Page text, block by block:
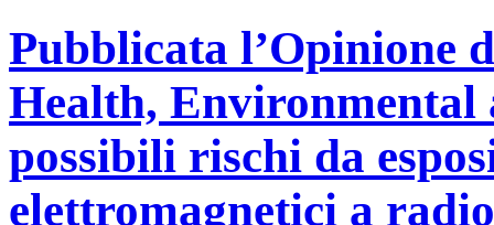
Pubblicata l’Opinione
Health, Environmental
possibili rischi da
elettromagnetici a